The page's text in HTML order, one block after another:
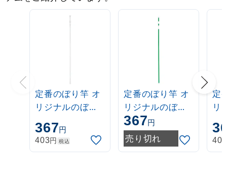
定番のぼり竿 オ
リジナルのぼり
ポール 1.6～3m
伸縮式 白
(30537***)
367円
403円 税込
定番のぼり竿 オ
リジナルのぼり
ポール 1.6～3m
伸縮式 緑
(30537GRN)
367円
売り切れ
定
リ
ポ
伸
403